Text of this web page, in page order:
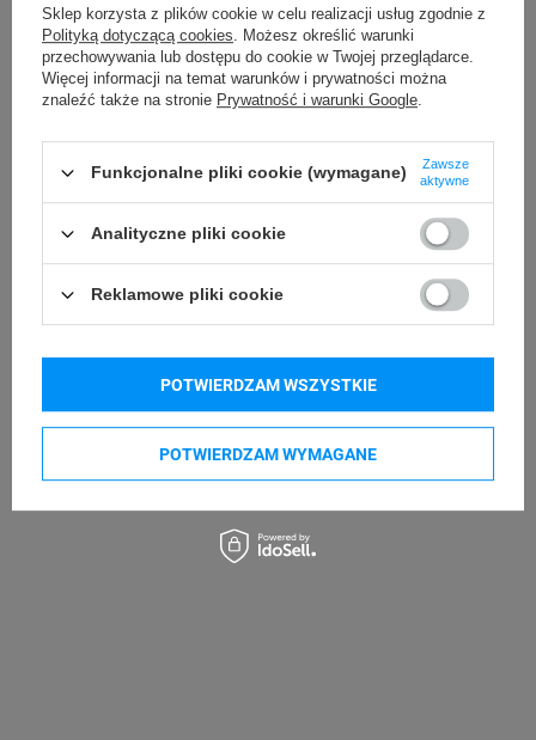
Kompatybilne urządzenia
DYMO Rhino 4200 DYMO Rhino 5200
DYMO Rhino 6000+ DYMO LabelWriter LW 450 Duo
DYMO LabelManager LM 360D DYMO LabelManager LM 420P
Kupowane razem
Sklep korzysta z plików cookie w celu realizacji usług zgodnie z
Polityką dotyczącą cookies. Możesz określić warunki
przechowywania lub dostępu do cookie w Twojej przeglądarce.
Więcej informacji na temat warunków i prywatności można
znaleźć także na stronie Prywatność i warunki Google.
Funkcjonalne pliki cookie (wymagane)
Zawsze
aktywne
Analityczne pliki cookie
Reklamowe pliki cookie
POTWIERDZAM WYMAGANE
POTWIERDZAM WSZYSTKIE